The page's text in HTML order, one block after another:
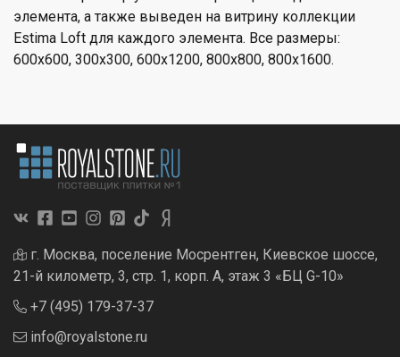
элемента, а также выведен на витрину коллекции
Estima Loft для каждого элемента. Все размеры:
600x600, 300x300, 600x1200, 800x800, 800x1600.
г. Москва, поселение Мосрентген, Киевское шоссе,
21-й километр, 3, стр. 1, корп. А, этаж 3 «БЦ G-10»
+7 (495) 179-37-37
info@royalstone.ru